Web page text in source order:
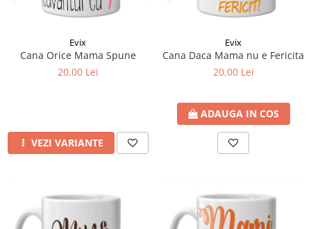
Evix
Cana Orice Mama Spune
20,00 Lei
VEZI VARIANTE
Evix
Cana Daca Mama nu e Fericita
20,00 Lei
ADAUGA IN COS